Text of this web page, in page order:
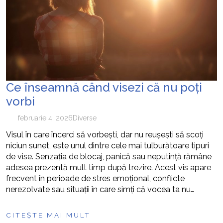
cum pot fi prevenite
Ce înseamnă când visezi că nu poți
vorbi
februarie 4, 2026Diverse
Visul în care încerci să vorbești, dar nu reușești să scoți
niciun sunet, este unul dintre cele mai tulburătoare tipuri
de vise. Senzația de blocaj, panică sau neputință rămâne
adesea prezentă mult timp după trezire. Acest vis apare
frecvent în perioade de stres emoțional, conflicte
nerezolvate sau situații în care simți că vocea ta nu…
CITEȘTE MAI MULT